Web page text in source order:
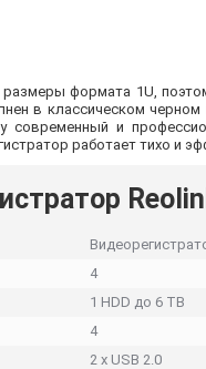
формата 1U,
в классическом черном
современный и
работает тихо и
4
1 HDD до 6 TB
4
2 x USB 2.0